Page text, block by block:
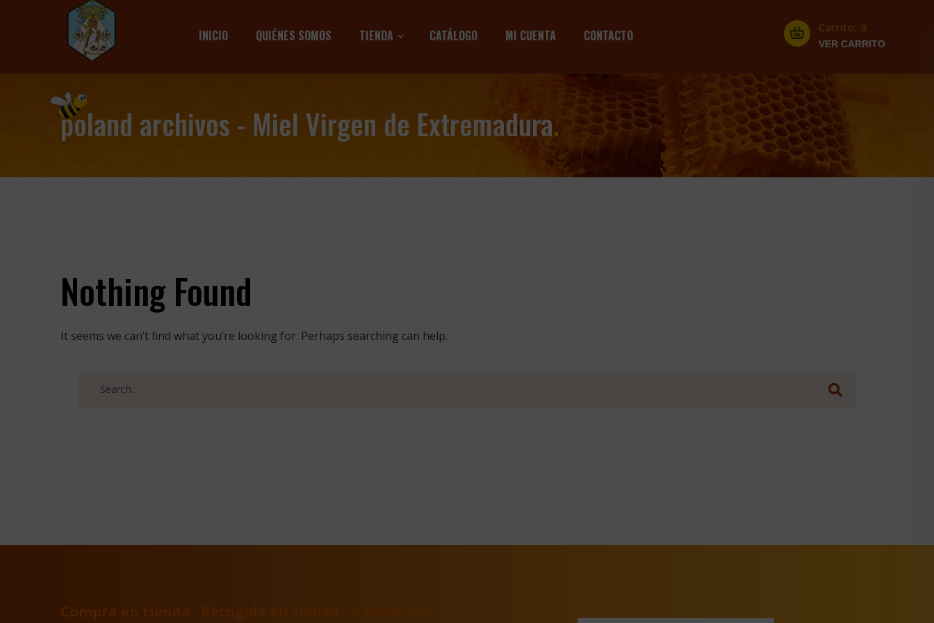
INICIO QUIÉNES SOMOS TIENDA CATÁLOGO MI CUENTA CONTACTO Carrito: 0
poland archivos - Miel Virgen de Extremadura.
Nothing Found
It seems we can’t find what you’re looking for. Perhaps searching can help.
Compra en tienda · Recogida en tienda · A domicilio